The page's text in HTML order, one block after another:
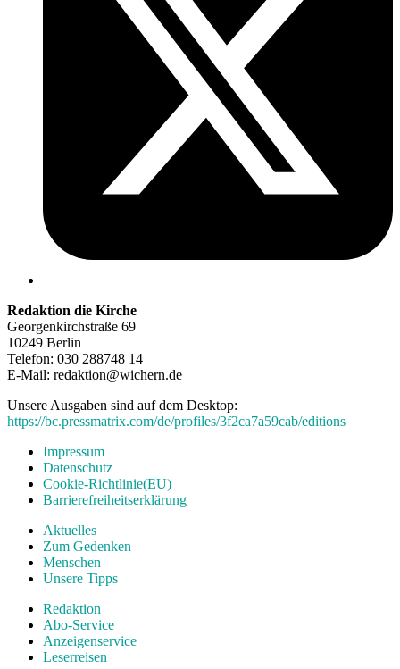
Redaktion die Kirche
Georgenkirchstraße 69
10249 Berlin
Telefon: 030 288748 14
E-Mail: redaktion@wichern.de
Unsere Ausgaben sind auf dem Desktop:
https://bc.pressmatrix.com/de/profiles/3f2ca7a59cab/editions
Impressum
Datenschutz
Cookie-Richtlinie(EU)
Barrierefreiheitserklärung
Aktuelles
Zum Gedenken
Menschen
Unsere Tipps
Redaktion
Abo-Service
Anzeigenservice
Leserreisen